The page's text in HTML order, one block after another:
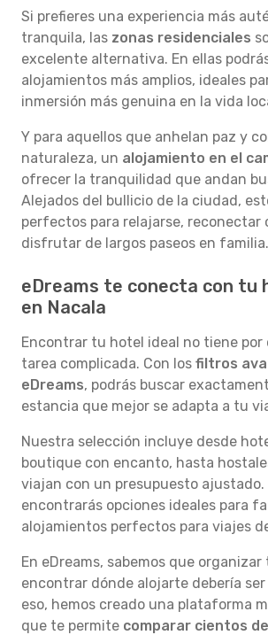
Si prefieres una experiencia más
tranquila, las zonas residenciales
excelente alternativa. En ellas
alojamientos más amplios, ideales
inmersión más genuina en la vida
Y para aquellos que anhelan paz y
naturaleza, un alojamiento en el
ofrecer la tranquilidad que andan
Alejados del bullicio de la ciudad,
perfectos para relajarse, reconectar
disfrutar de largos paseos en familia.
eDreams te conecta con tu
en Nacala
Encontrar tu hotel ideal no tiene por
tarea complicada. Con los filtros
eDreams, podrás buscar
estancia que mejor se adapta a tu
Nuestra selección incluye desde
boutique con encanto, hasta
viajan con un presupuesto ajustado.
encontrarás opciones ideales para
alojamientos perfectos para viajes
En eDreams, sabemos que
encontrar dónde alojarte debería ser
eso, hemos creado una plataforma
que te permite comparar cientos